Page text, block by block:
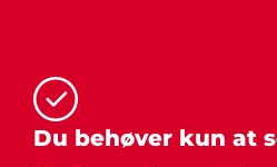
Du behøver kun at